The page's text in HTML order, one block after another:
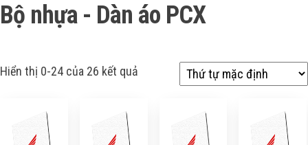
Bộ nhựa - Dàn áo PCX
Hiển thị 0-24 của 26 kết quả